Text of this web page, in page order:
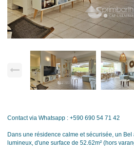
Contact via Whatsapp : +590 690 54 71 42
Dans une résidence calme et sécurisée, un
lumineux, d'une surface de 52.62m² (hors